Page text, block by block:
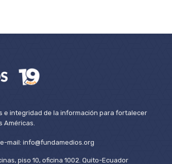
e integridad de la información para fortalecer
Américas.
mail: info@fundamedios.org
piso 10, oficina 1002. Quito-Ecuador